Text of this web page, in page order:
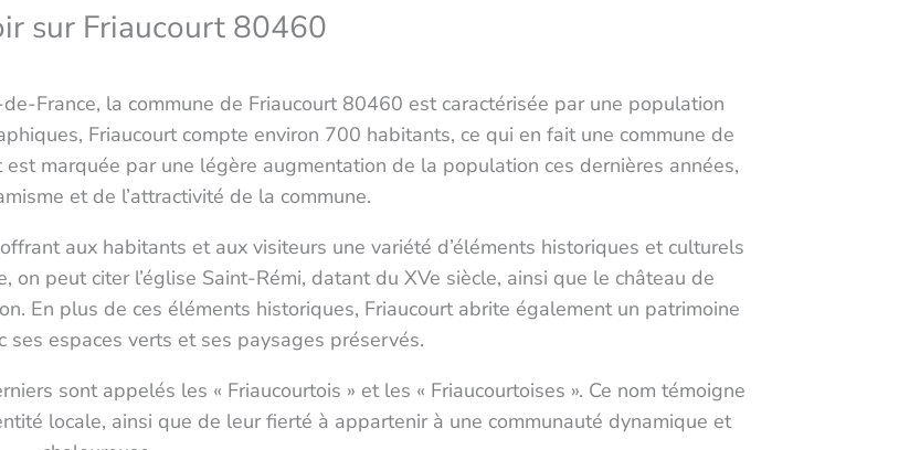
sur Friaucourt 80460
France, la commune de Friaucourt 80460 est caractérisée par une population
Friaucourt compte environ 700 habitants, ce qui en fait une commune de
marquée par une légère augmentation de la population ces dernières années,
et de l’attractivité de la commune.
aux habitants et aux visiteurs une variété d’éléments historiques et culturels
peut citer l’église Saint-Rémi, datant du XVe siècle, ainsi que le château de
En plus de ces éléments historiques, Friaucourt abrite également un patrimoine
ses espaces verts et ses paysages préservés.
sont appelés les « Friaucourtois » et les « Friaucourtoises ». Ce nom témoigne
locale, ainsi que de leur fierté à appartenir à une communauté dynamique et